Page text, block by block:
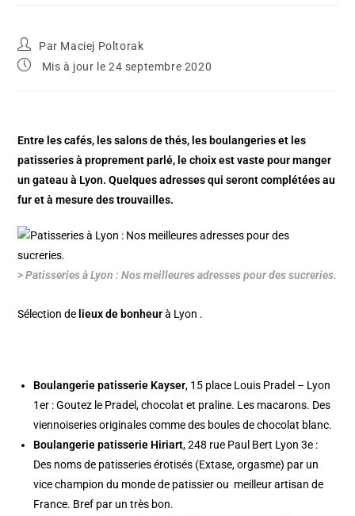
Par Maciej Poltorak
Mis à jour le 24 septembre 2020
Entre les cafés, les salons de thés, les boulangeries et les
patisseries à proprement parlé, le choix est vaste pour manger
un gateau à Lyon. Quelques adresses qui seront complétées au
fur et à mesure des trouvailles.
> Patisseries à Lyon : Nos meilleures adresses pour des sucreries.
Sélection de lieux de bonheurà Lyon .
Boulangerie patisserie Kayser, 15 place Louis Pradel – Lyon
1er : Goutez le Pradel, chocolat et praline. Les macarons. Des
viennoiseries originales comme des boules de chocolat blanc.
Boulangerie patisserie Hiriart, 248 rue Paul Bert Lyon 3e :
Des noms de patisseries érotisés (Extase, orgasme) par un
vice champion du monde de patissier ou meilleur artisan de
France. Bref par un très bon.